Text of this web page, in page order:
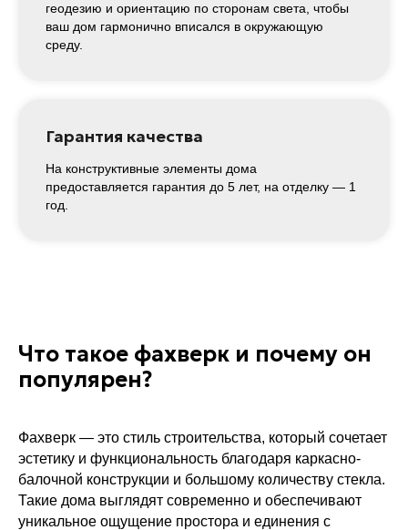
геодезию и ориентацию по сторонам света, чтобы
ваш дом гармонично вписался в окружающую
среду.
Гарантия качества
На конструктивные элементы дома
предоставляется гарантия до 5 лет, на отделку — 1
год.
Что такое фахверк и почему он
популярен?
Фахверк — это стиль строительства, который сочетает
эстетику и функциональность благодаря каркасно-
балочной конструкции и большому количеству стекла.
Такие дома выглядят современно и обеспечивают
уникальное ощущение простора и единения с